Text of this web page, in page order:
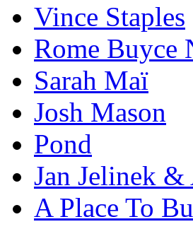
Vince Staples
Rome Buyce
Sarah Maï
Josh Mason
Pond
Jan Jelinek &
A Place To